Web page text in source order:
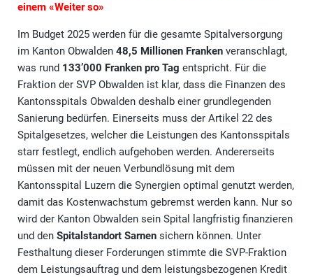
einem «Weiter so»
Im Budget 2025 werden für die gesamte Spitalversorgung
im Kanton Obwalden 48,5 Millionen Franken veranschlagt,
was rund 133’000 Franken pro Tag entspricht. Für die
Fraktion der SVP Obwalden ist klar, dass die Finanzen des
Kantonsspitals Obwalden deshalb einer grundlegenden
Sanierung bedürfen. Einerseits muss der Artikel 22 des
Spitalgesetzes, welcher die Leistungen des Kantonsspitals
starr festlegt, endlich aufgehoben werden. Andererseits
müssen mit der neuen Verbundlösung mit dem
Kantonsspital Luzern die Synergien optimal genutzt werden,
damit das Kostenwachstum gebremst werden kann. Nur so
wird der Kanton Obwalden sein Spital langfristig finanzieren
und den Spitalstandort Sarnen sichern können. Unter
Festhaltung dieser Forderungen stimmte die SVP-Fraktion
dem Leistungsauftrag und dem leistungsbezogenen Kredit